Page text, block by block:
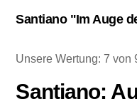
Santiano "Im Auge
Unsere Wertung: 7 von
Santiano: